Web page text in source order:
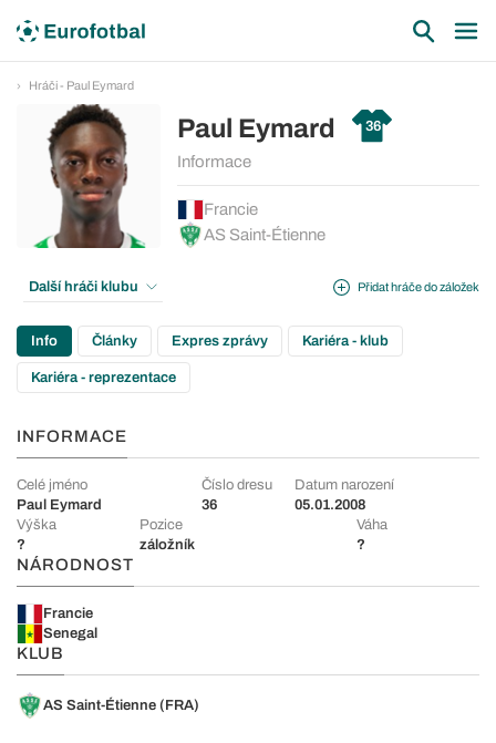
Hráči - Paul Eymard
Paul Eymard 36
Informace
Francie
AS Saint-Étienne
Přidat hráče do záložek
Další hráči klubu
Info Články Expres zprávy Kariéra - klub
Kariéra - reprezentace
INFORMACE
Celé jméno
Paul Eymard
Číslo dresu
36
Datum narození
05.01.2008
Výška
?
Pozice
záložník
Váha
?
NÁRODNOST
Francie
Senegal
KLUB
AS Saint-Étienne (FRA)